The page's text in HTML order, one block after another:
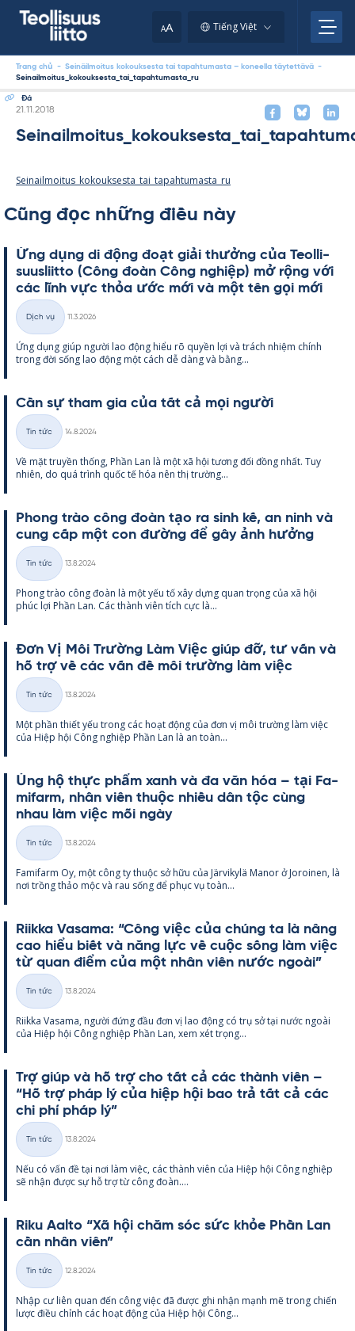
AA Tiếng Việt
Trang chủ - Seinäilmoitus kokouksesta tai tapahtumasta – koneella täytettävä -
Seinailmoitus_kokouksesta_tai_tapahtumasta_ru
Đá
Kirjoitettu
21.11.2018
Seinailmoitus_kokouksesta_tai_tapahtumasta_ru
Cũng đọc những điều này
Ứng dụng di động đoạt giải thưởng của Teol­li­
suus­liitto (Công đoàn Công ng­hiệp) mở rộng với
các lĩnh vực thỏa ước mới và một tên gọi mới
Thể
loại
Dịch vụ
11.3.2026
Ứng dụng giúp người lao động hiểu rõ qu­yền lợi và trách nhiệm chính
trong đời sống lao động một cách dễ dàng và bằng...
Cần sự tham gia của tất cả mọi người
Thể
loại
Tin tức
14.8.2024
Về mặt tru­yền thống, Phần Lan là một xã hội tương đối đồng nhất. Tuy
nhiên, do quá trình quốc tế hóa nên thị trường...
Phong trào công đoàn tạo ra sinh kế, an ninh và
cung cấp một con đường để gây ảnh hưởng
Thể
loại
Tin tức
13.8.2024
Phong trào công đoàn là một yếu tố xây dựng quan trọng của xã hội
phúc lợi Phần Lan. Các thành viên tích cực là...
Đơn Vị Môi Trường Làm Việc giúp đỡ, tư vấn và
hỗ trợ về các vấn đề môi trường làm việc
Thể
loại
Tin tức
13.8.2024
Một phần thiết yếu trong các hoạt động của đơn vị môi trường làm việc
của Hiệp hội Công ng­hiệp Phần Lan là an toàn...
Ủng hộ thực phẩm xanh và đa văn hóa – tại Fa­
mi­farm, nhân viên thuộc nhiều dân tộc cùng
nhau làm việc mỗi ngày
Thể
loại
Tin tức
13.8.2024
Fa­mi­farm Oy, một công ty thuộc sở hữu của Jär­vi­kylä Ma­nor ở Jo­roi­nen, là
nơi trồng thảo mộc và rau sống để phục vụ toàn...
Riikka Va­sama: “Công việc của chúng ta là nâng
cao hiểu biết và năng lực về cuộc sống làm việc
từ quan điểm của một nhân viên nước ngoài”
Thể
loại
Tin tức
13.8.2024
Riikka Va­sama, người đứng đầu đơn vị lao động có trụ sở tại nước ngoài
của Hiệp hội Công ng­hiệp Phần Lan, xem xét trọng...
Trợ giúp và hỗ trợ cho tất cả các thành viên –
“Hỗ trợ pháp lý của hiệp hội bao trả tất cả các
chi phí pháp lý”
Thể
loại
Tin tức
13.8.2024
Nếu có vấn đề tại nơi làm việc, các thành viên của Hiệp hội Công ng­hiệp
sẽ nhận được sự hỗ trợ từ công đoàn....
Riku Aalto “Xã hội chăm sóc sức khỏe Phần Lan
cần nhân viên”
Thể
loại
Tin tức
12.8.2024
Nhập cư liên quan đến công việc đã được ghi nhận mạnh mẽ trong chiến
lược điều chỉnh các hoạt động của Hiệp hội Công...
clipboard.)